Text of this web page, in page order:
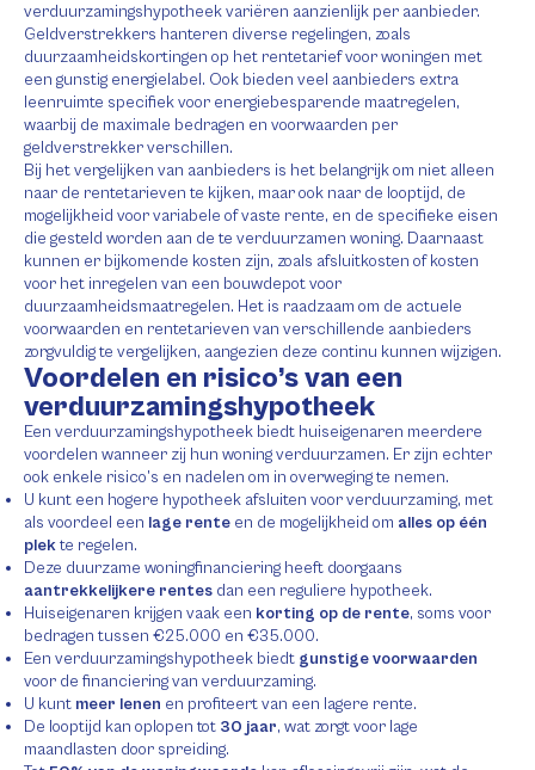
verduurzamingshypotheek variëren aanzienlijk per aanbieder.
Geldverstrekkers hanteren diverse regelingen, zoals
duurzaamheidskortingen op het rentetarief voor woningen met
een gunstig energielabel. Ook bieden veel aanbieders extra
leenruimte specifiek voor energiebesparende maatregelen,
waarbij de maximale bedragen en voorwaarden per
geldverstrekker verschillen.
Bij het vergelijken van aanbieders is het belangrijk om niet alleen
naar de rentetarieven te kijken, maar ook naar de looptijd, de
mogelijkheid voor variabele of vaste rente, en de specifieke eisen
die gesteld worden aan de te verduurzamen woning. Daarnaast
kunnen er bijkomende kosten zijn, zoals afsluitkosten of kosten
voor het inregelen van een bouwdepot voor
duurzaamheidsmaatregelen. Het is raadzaam om de actuele
voorwaarden en rentetarieven van verschillende aanbieders
zorgvuldig te vergelijken, aangezien deze continu kunnen wijzigen.
Voordelen en risico’s van een
verduurzamingshypotheek
Een verduurzamingshypotheek biedt huiseigenaren meerdere
voordelen wanneer zij hun woning verduurzamen. Er zijn echter
ook enkele risico’s en nadelen om in overweging te nemen.
U kunt een hogere hypotheek afsluiten voor verduurzaming, met
als voordeel een lage rente en de mogelijkheid om alles op één
plekte regelen.
Deze duurzame woningfinanciering heeft doorgaans
aantrekkelijkere rentes dan een reguliere hypotheek.
Huiseigenaren krijgen vaak een korting op de rente, soms voor
bedragen tussen €25.000 en €35.000.
Een verduurzamingshypotheek biedt gunstige voorwaarden
voor de financiering van verduurzaming.
U kunt meer lenen en profiteert van een lagere rente.
De looptijd kan oplopen tot 30 jaar, wat zorgt voor lage
maandlasten door spreiding.